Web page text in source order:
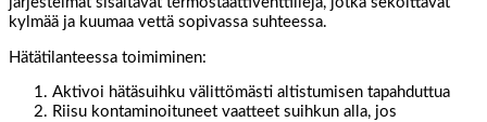
kylmää ja kuumaa vettä sopivassa suhteessa.
Hätätilanteessa toimiminen:
Aktivoi hätäsuihku välittömästi altistumisen tapahduttua
Riisu kontaminoituneet vaatteet suihkun alla, jos